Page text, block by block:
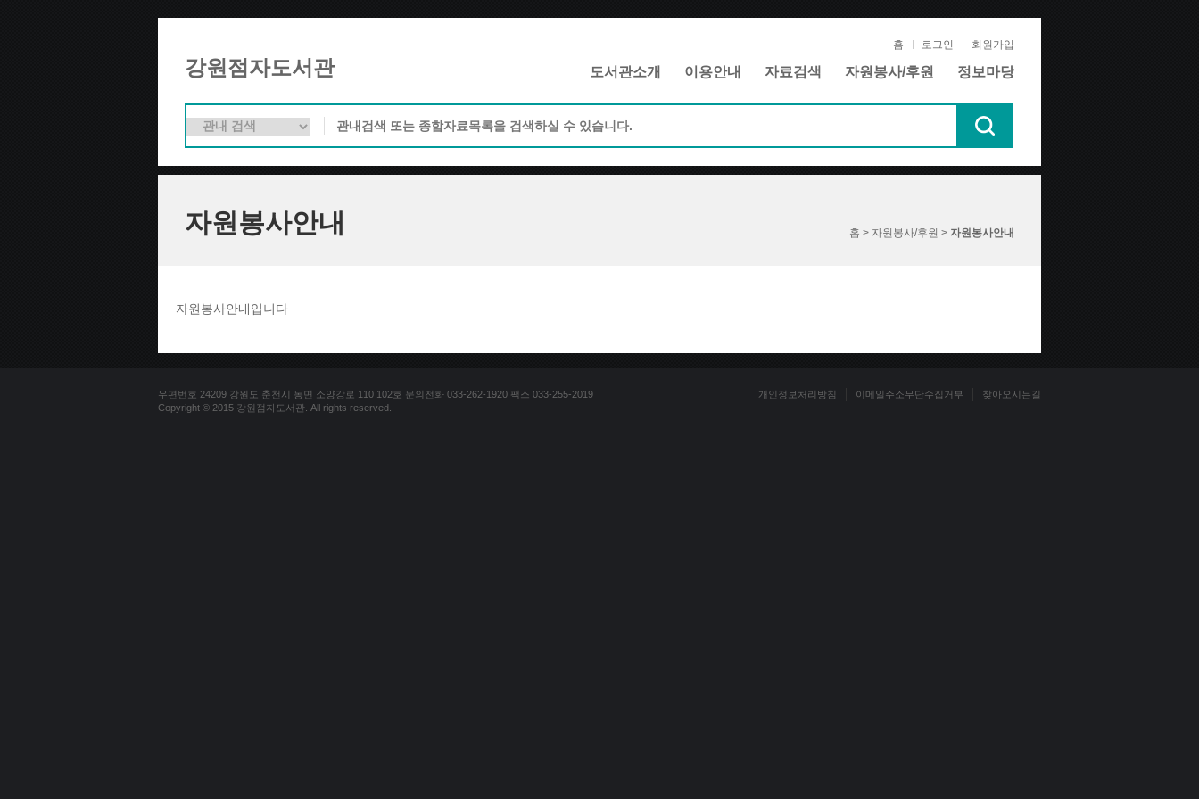
강원점자도서관
홈 로그인 회원가입
도서관소개 이용안내 자료검색 자원봉사/후원 정보마당
자원봉사안내 홈 > 자원봉사/후원 > 자원봉사안내
자원봉사안내입니다
우편번호 24209 강원도 춘천시 동면 소양강로 110 102호 문의전화 033-262-1920 팩스 033-255-2019
Copyright © 2015 강원점자도서관. All rights reserved.
개인정보처리방침 이메일주소무단수집거부 찾아오시는길